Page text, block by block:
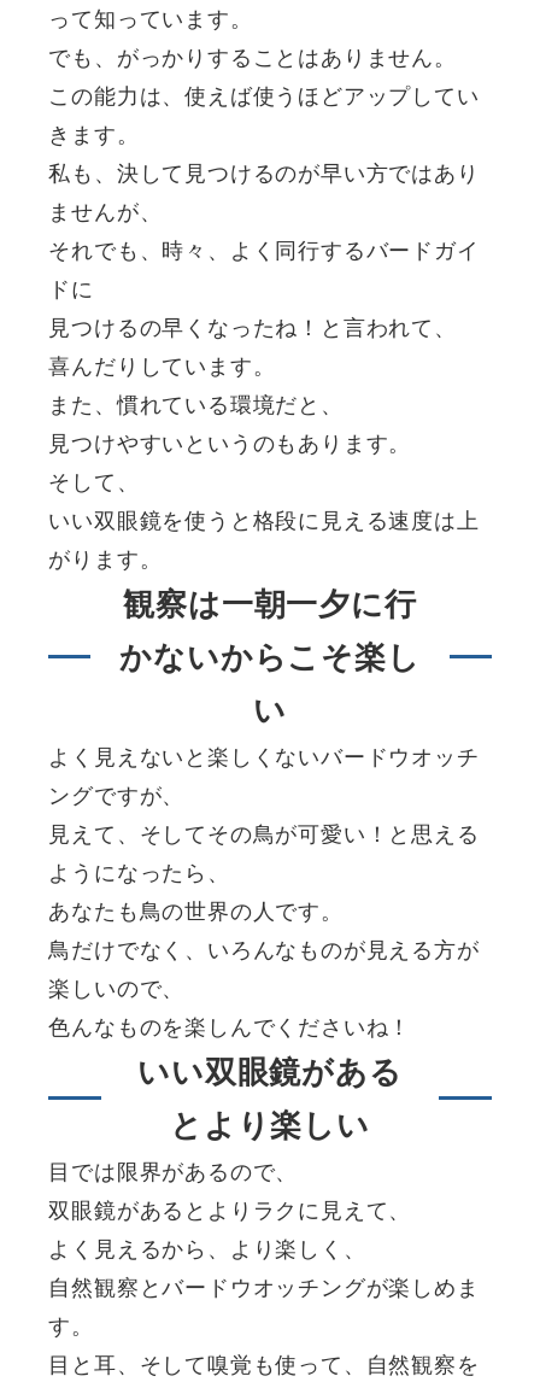
って知っています。
でも、がっかりすることはありません。
この能力は、使えば使うほどアップしてい
きます。
私も、決して見つけるのが早い方ではあり
ませんが、
それでも、時々、よく同行するバードガイ
ドに
見つけるの早くなったね！と言われて、
喜んだりしています。
また、慣れている環境だと、
見つけやすいというのもあります。
そして、
いい双眼鏡を使うと格段に見える速度は上
がります。
観察は一朝一夕に行
かないからこそ楽し
い
よく見えないと楽しくないバードウオッチ
ングですが、
見えて、そしてその鳥が可愛い！と思える
ようになったら、
あなたも鳥の世界の人です。
鳥だけでなく、いろんなものが見える方が
楽しいので、
色んなものを楽しんでくださいね！
いい双眼鏡がある
とより楽しい
目では限界があるので、
双眼鏡があるとよりラクに見えて、
よく見えるから、より楽しく、
自然観察とバードウオッチングが楽しめま
す。
目と耳、そして嗅覚も使って、自然観察を